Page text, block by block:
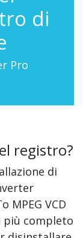
di
Pro
registro?
di
MPEG VCD
più completo